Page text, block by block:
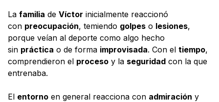
La familia de Víctor inicialmente reaccionó
con preocupación, temiendo golpes o lesiones,
porque veían al deporte como algo hecho
sin práctica o de forma improvisada. Con el tiempo,
comprendieron el proceso y la seguridad con la que
entrenaba.
El entorno en general reacciona con admiración y